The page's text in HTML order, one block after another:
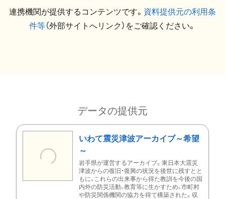
連携機関が提供するコンテンツです。 資料提供元の利用条
件等（外部サイトへリンク）をご確認ください。
データの提供元
いわて震災津波アーカイブ～希望
～
岩手県が運営するアーカイブ。東日本大震災
津波からの復旧・復興の状況を後世に残すとと
もに、これらの出来事から得た教訓を今後の国
内外の防災活動、教育等に生かすため、市町村
や防災関係機関の協力を得て構築された。収